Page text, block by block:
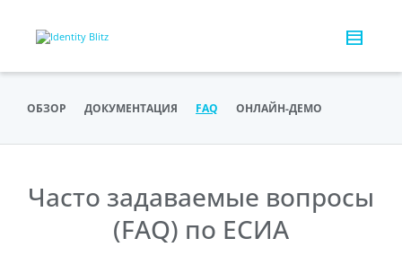
ОБЗОР ДОКУМЕНТАЦИЯ FAQ ОНЛАЙН-ДЕМО
Часто задаваемые вопросы
(FAQ) по ЕСИА